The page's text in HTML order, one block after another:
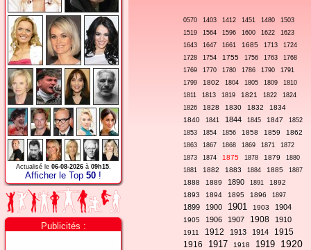
Actualisé le 06-08-2026à 09h15.
Afficher le Top 50 !
Publicités :
0570 1403 1412 1451 1480
1503
1519
1564 1596 1600 1622
1623
1643
1647 1661 1685 1713
1724
1728
1754 1755 1756 1763
1768
1769
1770 1780 1786 1790
1791
1799
1802 1804 1805 1809
1810
1811
1813 1819 1821 1822
1824
1826
1828 1830 1832
1834
1840
1841 1844 1845 1847
1852
1853
1854 1856 1858 1859 1862
1863 1867 1868 1869 1871
1872
1873
1874 1875 1878 1879
1880
1881
1882 1883 1884 1885 1887
1888 1889 1890 1891
1892
1893
1894 1895 1896 1897
1899 1900 1901 1903 1904
1905 1906 1907 1908 1910
1911 1912 1913 1914
1915
1916
1917 1918 1919 1920